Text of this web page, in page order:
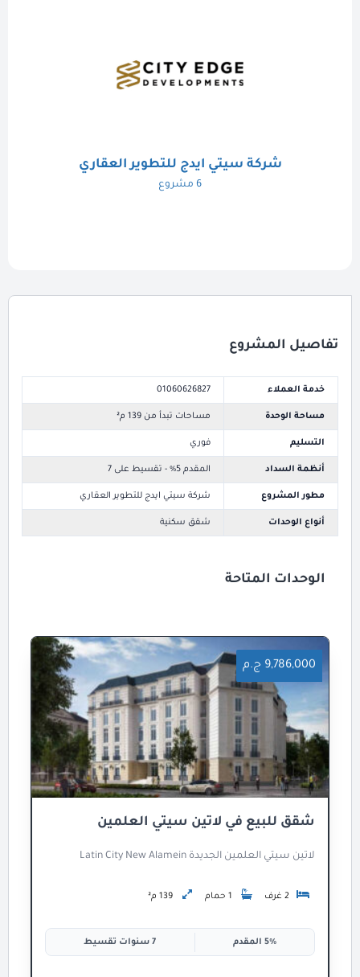
شركة سيتي ايدج للتطوير العقاري
6 مشروع
تفاصيل المشروع
خدمة العملاء 01060626827
مساحة الوحدة مساحات تبدأ من 139 م²
التسليم فوري
أنظمة السداد المقدم 5% - تقسيط على 7
مطور المشروع شركة سيتي ايدج للتطوير العقاري
أنواع الوحدات شقق سكنية
الوحدات المتاحة
9,786,000 ج.م
شقق للبيع في لاتين سيتي العلمين
لاتين سيتي العلمين الجديدة Latin City New Alamein
2 غرف 1 حمام 139 م²
5% المقدم 7 سنوات تقسيط